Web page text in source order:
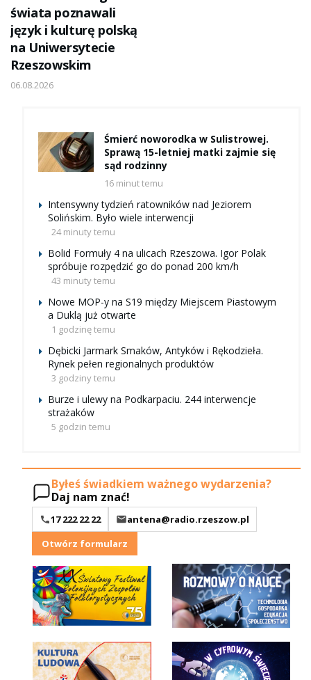
świata poznawali
język i kulturę polską
na Uniwersytecie
Rzeszowskim
06.08.2026
Śmierć noworodka w Sulistrowej.
Sprawą 15-letniej matki zajmie się
sąd rodzinny
16 minut temu
Intensywny tydzień ratowników nad Jeziorem
Solińskim. Było wiele interwencji
24 minuty temu
Bolid Formuły 4 na ulicach Rzeszowa. Igor Polak
spróbuje rozpędzić go do ponad 200 km/h
43 minuty temu
Nowe MOP-y na S19 między Miejscem Piastowym
a Duklą już otwarte
1 godzinę temu
Dębicki Jarmark Smaków, Antyków i Rękodzieła.
Rynek pełen regionalnych produktów
3 godziny temu
Burze i ulewy na Podkarpaciu. 244 interwencje
strażaków
5 godzin temu
Byłeś świadkiem ważnego wydarzenia?
Daj nam znać!
17 222 22 22
antena@radio.rzeszow.pl
Otwórz formularz